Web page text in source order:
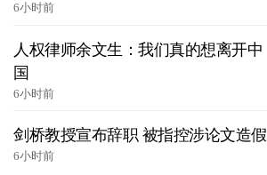
6小时前
人权律师余文生：我们真的想离开中
国
6小时前
剑桥教授宣布辞职 被指控涉论文造假
6小时前